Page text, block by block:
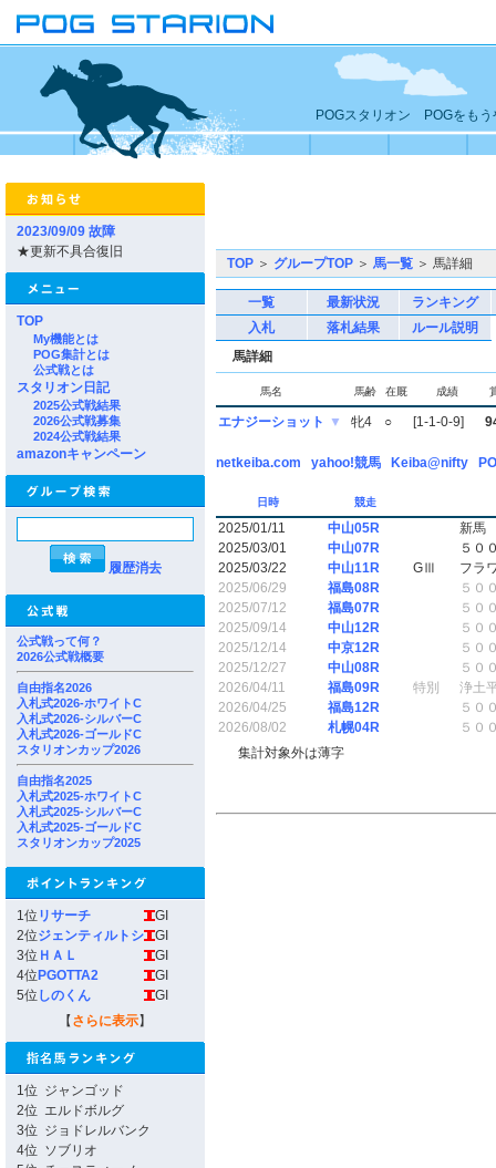
POGスタリオン POGをもう
2023/09/09 故障
★更新不具合復旧
TOP
My機能とは
POG集計とは
公式戦とは
スタリオン日記
2025公式戦結果
2026公式戦募集
2024公式戦結果
amazonキャンペーン
履歴消去
公式戦って何？
2026公式戦概要
自由指名2026
入札式2026-ホワイトC
入札式2026-シルバーC
入札式2026-ゴールドC
スタリオンカップ2026
自由指名2025
入札式2025-ホワイトC
入札式2025-シルバーC
入札式2025-ゴールドC
スタリオンカップ2025
1位 リサーチ
GI
2位ジェンティルトシ
GI
3位 ＨＡＬ
GI
4位 PGOTTA2
GI
5位 しのくん
GI
【 さらに表示】
1位 ジャンゴッド
2位 エルドボルグ
3位 ジョドレルバンク
4位 ソブリオ
TOP ＞ グループTOP ＞ 馬一覧 ＞ 馬詳細
一覧 最新状況
ランキング
入札
落札結果
ルール説明
馬詳細
馬名 馬齢 在厩 成績
エナジーショット ▼ 牝4 ○ [1-1-0-9]
netkeiba.com yahoo!競馬 Keiba@nifty
日時 競走
2025/01/11 中山05R
新馬
2025/03/01
中山07R
５０
2025/03/22
中山11R GⅢ
フラ
2025/06/29
福島08R
５０
2025/07/12
福島07R
５０
2025/09/14
中山12R
５０
2025/12/14
中京12R
５０
2025/12/27
中山08R
５０
2026/04/11
福島09R 特別
浄土
2026/04/25
福島12R
５０
2026/08/02
札幌04R
５０
集計対象外は薄字